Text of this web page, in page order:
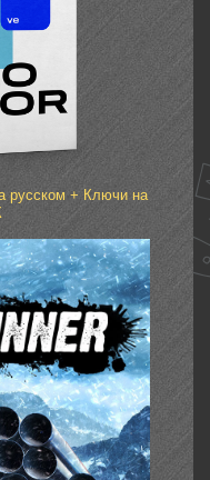
русском + Ключи на